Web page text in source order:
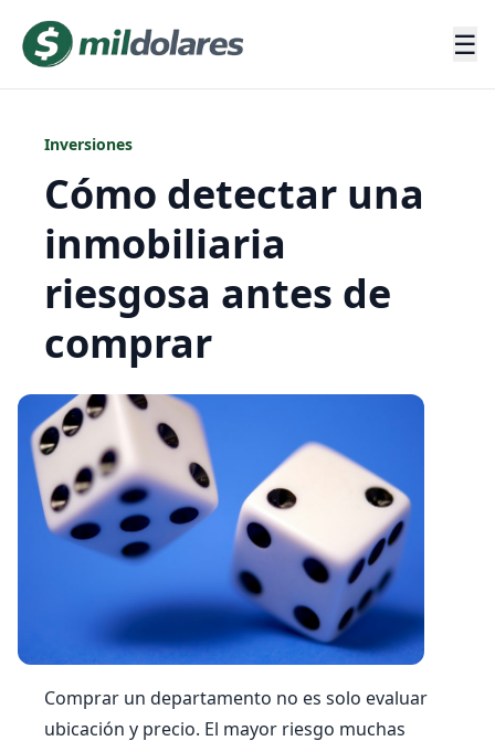
☰
Inversiones
Cómo detectar una
inmobiliaria
riesgosa antes de
comprar
Comprar un departamento no es solo evaluar
ubicación y precio. El mayor riesgo muchas